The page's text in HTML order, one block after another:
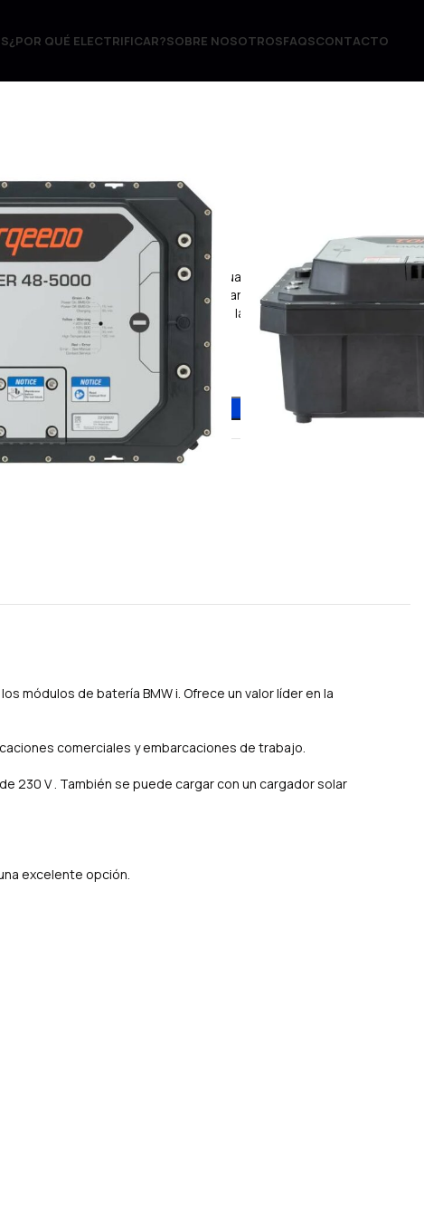
¿POR QUÉ ELECTRIFICAR?SOBRE NOSOTROSFAQSCONTACTO
48-5000
es una excelente opción para cualquier persona que
litio de alto rendimiento para su embarcación. Ofrece un
combinación de densidad de energía, larga vida útil,
y costo.
AÑADIR AL CARRITO
módulos de batería BMW i. Ofrece un valor líder en la
comerciales y embarcaciones de trabajo.
230 V . También se puede cargar con un cargador solar
excelente opción.